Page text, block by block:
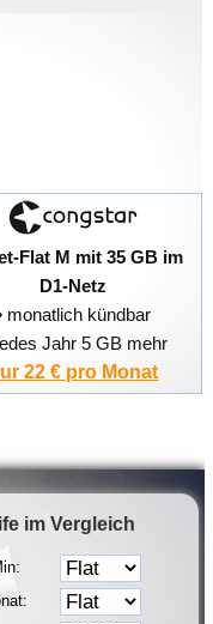
Flat M mit 35 GB im
D1-Netz
monatlich kündbar
Jahr 5 GB mehr
22 € pro Monat
im Vergleich